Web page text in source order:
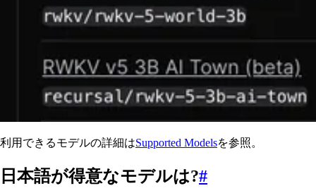
利用できるモデルの詳細はSupported Modelsを参照。
日本語が得意なモデルは?#